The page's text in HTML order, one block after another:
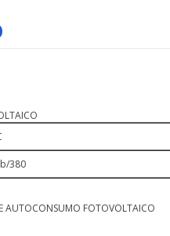
380
AUTOCONSUMO FOTOVOLTAICO